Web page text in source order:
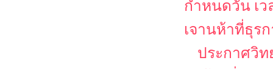
กำหนดวัน เ
เจานห้าที่ธุร
ประกาศวิท